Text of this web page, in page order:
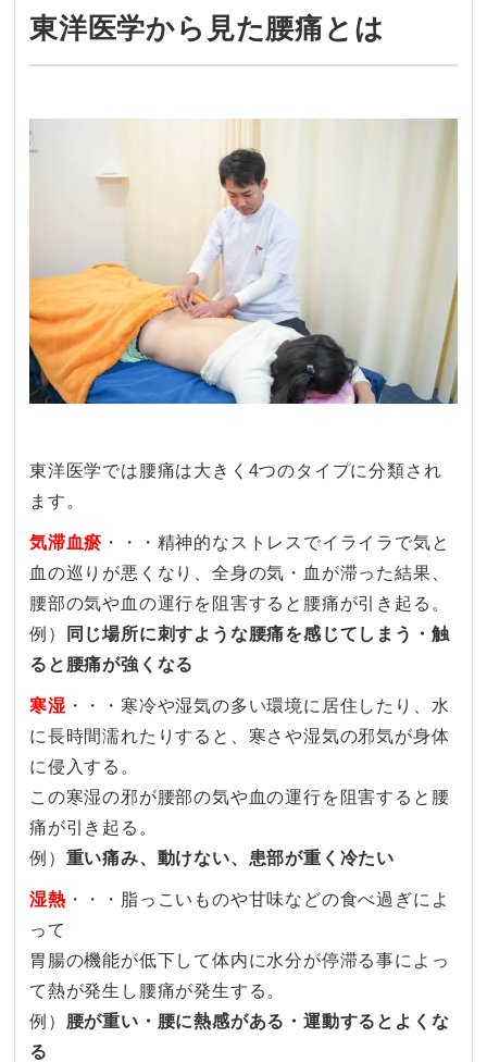
東洋医学から見た腰痛とは
東洋医学では腰痛は大きく4つのタイプに分類され
ます。
気滞血瘀 ・・・精神的なストレスでイライラで気と
血の巡りが悪くなり、全身の気・血が滞った結果、
腰部の気や血の運行を阻害すると腰痛が引き起る。
例）
同じ場所に刺すような腰痛を感じてしまう・触
ると腰痛が強くなる
寒湿 ・・・寒冷や湿気の多い環境に居住したり、水
に長時間濡れたりすると、寒さや湿気の邪気が身体
に侵入する。
この寒湿の邪が腰部の気や血の運行を阻害すると腰
痛が引き起る。
例） 重い痛み、動けない、患部が重く冷たい
湿熱 ・・・脂っこいものや甘味などの食べ過ぎによ
って
胃腸の機能が低下して体内に水分が停滞る事によっ
て熱が発生し腰痛が発生する。
例） 腰が重い・腰に熱感がある・運動するとよくな
る